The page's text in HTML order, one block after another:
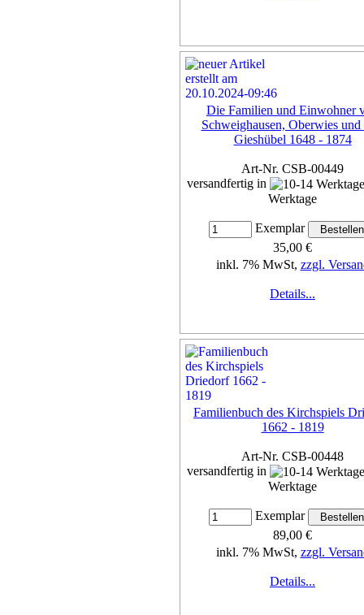
Die Familien und Einwohner
Schweighausen, Oberwies
Gieshübel 1648 - 1874
Art-Nr. CSB-00449
versandfertig in
Werktage
Exemplar
35,00 €
inkl. 7% MwSt, zzgl.
Details...
Familienbuch des Kirchspiels
1662 - 1819
Art-Nr. CSB-00448
versandfertig in
Werktage
Exemplar
89,00 €
inkl. 7% MwSt, zzgl.
Details...